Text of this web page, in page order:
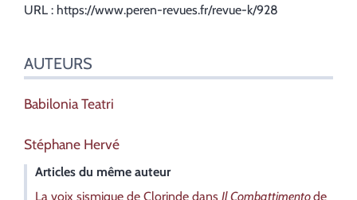
URL : https://www.peren-revues.fr/revue-k/928
AUTEURS
BabiloniaTeatri
Stéphane Hervé
Articles du même auteur
La voix sismique de Clorinde dans Il Combattimentode